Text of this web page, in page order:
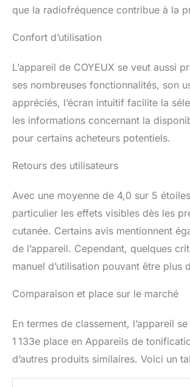
que la radiofréquence contribue à la
Confort d’utilisation
L’appareil de COYEUX se veut aussi
ses nombreuses fonctionnalités, son
appréciés, l’écran intuitif facilite la
les informations concernant la
pour certains acheteurs potentiels.
Retours des utilisateurs
Avec une moyenne de 4,0 sur 5
particulier les effets visibles dès les
cutanée. Certains avis mentionnent
de l’appareil. Cependant, quelques
manuel d’utilisation pouvant être plus
Comparaison et place sur le marché
En termes de classement, l’appareil
1 133e place en Appareils de
d’autres produits similaires. Voici un